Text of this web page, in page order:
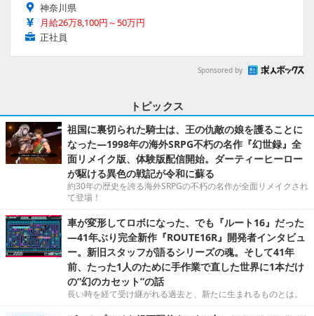
神奈川県
月給26万8,100円～50万円
正社員
Sponsored by
トピックス
祖国に裏切られた騎士は、王の仇敵の娘を護ることに
なった―1998年の海外SRPG不朽の名作『幻世録』全
面リメイク版、体験版配信開始。ダーティーヒーロー
が駆ける異色の戦記が令和に蘇る
約30年の歴史を誇る海外SRPGの不朽の名作が全面リメイクされ
て登場！
車が変形してロボになった、でも『ルート16』だった
―41年ぶり完全新作『ROUTE16R』開発者インタビュ
ー。新旧スタッフが語るシリーズの魂。そして41年
前、たった1人のために手作業で直した世界に1本だけ
の“幻のカセット”の話
長い時を経て受け継がれる過去と、新たに生まれるものとは。